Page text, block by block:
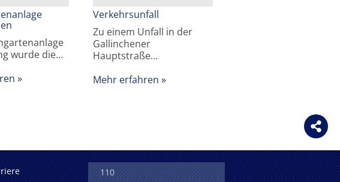
wurde die…
Verkehrsunfall
Zu einem Unfall in der
Gallinchener
Hauptstraße…
Mehr erfahren
110